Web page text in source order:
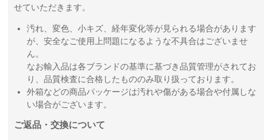
せていただきます。
汚れ、変色、小キズ、経年変化等が見られる場合があります
が、安全なご使用上問題になるような不具合はございませ
ん。
なお輸入品は各ブランドの基準に基づき品質管理がされてお
り、品質検査に合格したもののみ取り扱っております。
外箱などの商品パッケージは汚れや傷がある場合や付属しな
い場合がございます。
ご返品・交換について